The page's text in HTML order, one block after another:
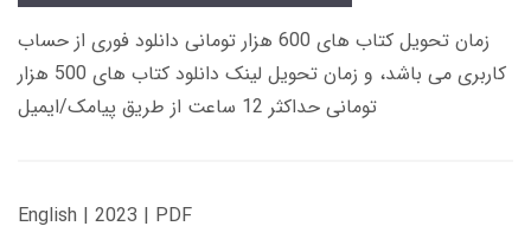
زمان تحویل کتاب های 600 هزار تومانی دانلود فوری از حساب
کاربری می باشد، و زمان تحویل لینک دانلود کتاب های 500 هزار
تومانی حداکثر 12 ساعت از طریق پیامک/ایمیل
English | 2023 | PDF